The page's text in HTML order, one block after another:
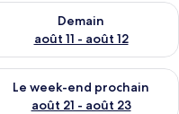
10 - août 11
Demain
août 11 - août 12
la disponibilité pour
end août 14 - août 16
Le week-end prochain
août 21 - août 23
la disponibilité pour